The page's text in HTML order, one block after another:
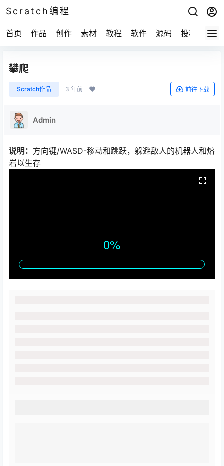
Scratch编程
首页 作品 创作 素材 教程 软件 源码 投稿 关于
攀爬
Scratch作品 3 年前 前往下载
Admin
说明： 方向键/WASD-移动和跳跃，躲避敌人的机器人和熔
岩以生存